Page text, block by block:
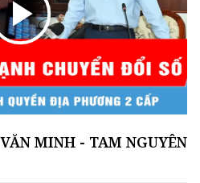
VĂN MINH - TAM NGUYÊN